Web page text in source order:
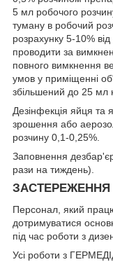
5 мл робочого
туману в робочий
розрахунку 5-10%
проводити за
повного вимкнення
умов у приміщенні
збільшений до 25 мл
Дезінфекція яйця та
зрошення або
розчину 0,1-0,25%.
Заповнення
рази на тиждень).
ЗАСТЕРЕЖЕННЯ
Персонал, який
дотримуватися
під час роботи з
Усі роботи з